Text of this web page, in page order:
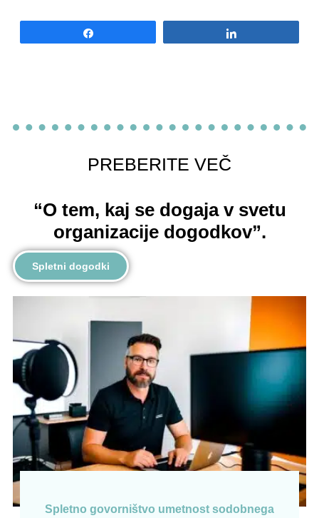
PREBERITE VEČ
“O tem, kaj se dogaja v svetu
organizacije dogodkov”.
Spletni dogodki
Spletno govorništvo umetnost sodobnega